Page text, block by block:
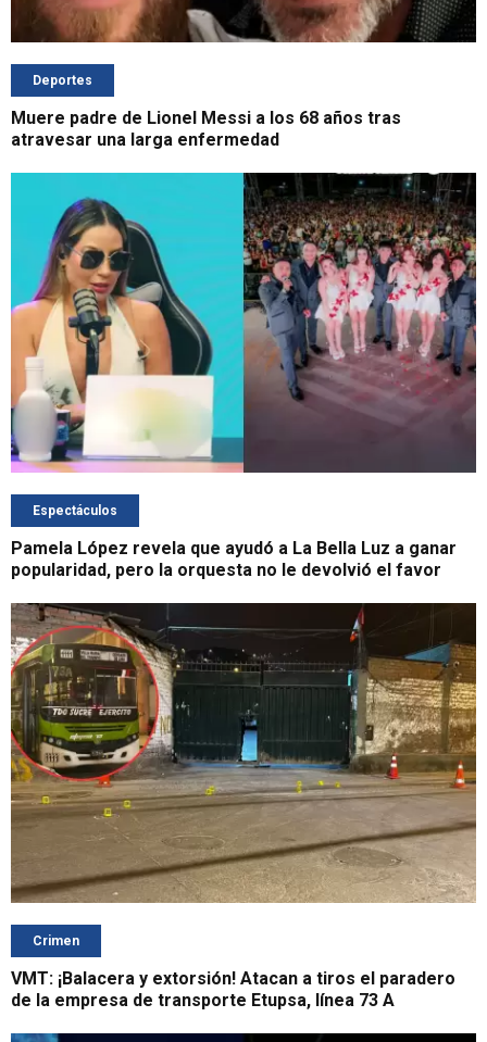
Deportes
Muere padre de Lionel Messi a los 68 años tras
atravesar una larga enfermedad
Espectáculos
Pamela López revela que ayudó a La Bella Luz a ganar
popularidad, pero la orquesta no le devolvió el favor
Crimen
VMT: ¡Balacera y extorsión! Atacan a tiros el paradero
de la empresa de transporte Etupsa, línea 73 A